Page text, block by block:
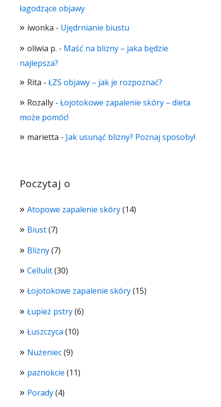
łagodzące objawy
iwonka - Ujędrnianie biustu
oliwia p. - Maść na blizny – jaka będzie
najlepsza?
Rita - ŁZS objawy – jak je rozpoznać?
Rozally - Łojotokowe zapalenie skóry – dieta
może pomóc!
marietta - Jak usunąć blizny? Poznaj sposoby!
Poczytaj o
Atopowe zapalenie skóry(14)
Biust(7)
Blizny(7)
Cellulit(30)
Łojotokowe zapalenie skóry(15)
Łupież pstry(6)
Łuszczyca (10)
Nużeniec(9)
paznokcie (11)
Porady(4)